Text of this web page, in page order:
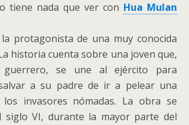
tiene nada que ver con Hua Mulan
protagonista de una muy conocida
historia cuenta sobre una joven que,
guerrero, se une al ejército para
a su padre de ir a pelear una
invasores nómadas. La obra se
siglo VI, durante la mayor parte del